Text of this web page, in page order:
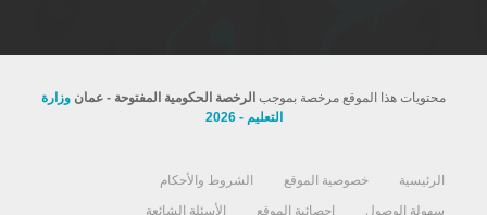
محتويات هذا الموقع مرخصة بموجب الرخصة الحكومية المفتوحة - عمان وزارة
التعليم - 2026
الرئيسية خصوصية الموقع
الشروط والأحكام
سهولة الوصول
إحصائية الموقع الأسئلة الشائعة